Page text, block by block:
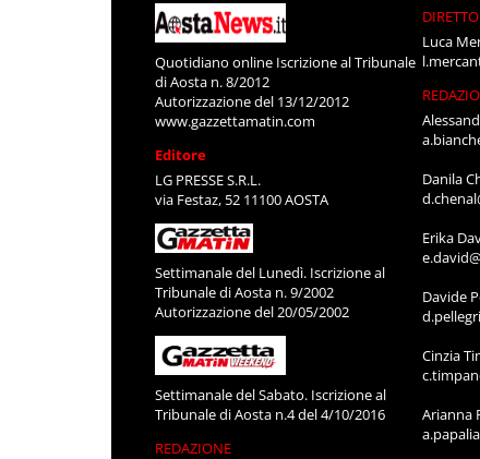
Quotidiano online Iscrizione al Tribunale
di Aosta n. 8/2012
Autorizzazione del 13/12/2012
www.gazzettamatin.com
Editore
LG PRESSE S.R.L.
via Festaz, 52 11100 AOSTA
Settimanale del Lunedì. Iscrizione al
Tribunale di Aosta n. 9/2002
Autorizzazione del 20/05/2002
Settimanale del Sabato. Iscrizione al
Tribunale di Aosta n.4 del 4/10/2016
REDAZIONE
Luca
Danila
Erika
Davide
Cinzia
Arianna